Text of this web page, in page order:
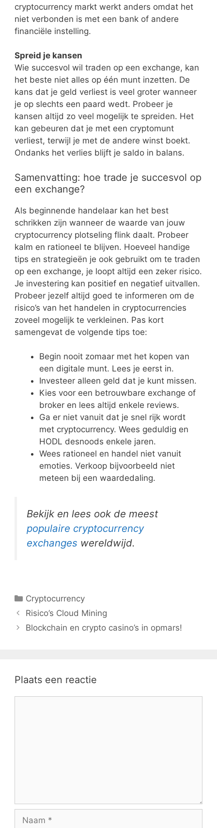
cryptocurrency markt werkt anders omdat het
niet verbonden is met een bank of andere
financiële instelling.
Spreid je kansen
Wie succesvol wil traden op een exchange, kan
het beste niet alles op één munt inzetten. De
kans dat je geld verliest is veel groter wanneer
je op slechts een paard wedt. Probeer je
kansen altijd zo veel mogelijk te spreiden. Het
kan gebeuren dat je met een cryptomunt
verliest, terwijl je met de andere winst boekt.
Ondanks het verlies blijft je saldo in balans.
Samenvatting: hoe trade je succesvol op
een exchange?
Als beginnende handelaar kan het best
schrikken zijn wanneer de waarde van jouw
cryptocurrency plotseling flink daalt. Probeer
kalm en rationeel te blijven. Hoeveel handige
tips en strategieën je ook gebruikt om te traden
op een exchange, je loopt altijd een zeker risico.
Je investering kan positief en negatief uitvallen.
Probeer jezelf altijd goed te informeren om de
risico’s van het handelen in cryptocurrencies
zoveel mogelijk te verkleinen. Pas kort
samengevat de volgende tips toe:
Begin nooit zomaar met het kopen van
een digitale munt. Lees je eerst in.
Investeer alleen geld dat je kunt missen.
Kies voor een betrouwbare exchange of
broker en lees altijd enkele reviews.
Ga er niet vanuit dat je snel rijk wordt
met cryptocurrency. Wees geduldig en
HODL desnoods enkele jaren.
Wees rationeel en handel niet vanuit
emoties. Verkoop bijvoorbeeld niet
meteen bij een waardedaling.
Bekijk en lees ook de meest
populaire cryptocurrency
exchanges wereldwijd.
Categorieën
Cryptocurrency
Risico’s Cloud Mining
Blockchain en crypto casino’s in opmars!
Plaats een reactie
Naam